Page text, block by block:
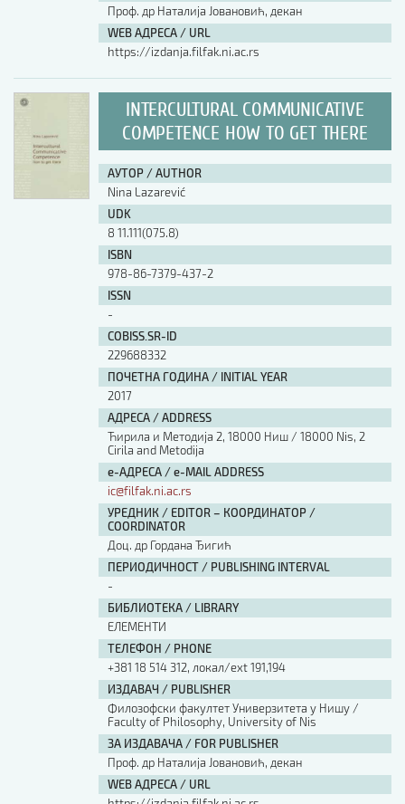
Проф. др Наталија Јовановић, декан
WEB АДРЕСА / URL
https://izdanja.filfak.ni.ac.rs
INTERCULTURAL COMMUNICATIVE
COMPETENCE HOW TO GET THERE
АУТОР / AUTHOR
Nina Lazarević
UDK
8 11.111(075.8)
ISBN
978-86-7379-437-2
ISSN
-
COBISS.SR-ID
229688332
ПОЧЕТНА ГОДИНА / INITIAL YEAR
2017
АДРЕСА / ADDRESS
Ћирила и Методија 2, 18000 Ниш / 18000 Nis, 2
Cirila and Metodija
е-АДРЕСА / e-MAIL ADDRESS
ic@filfak.ni.ac.rs
УРЕДНИК / EDITOR – КООРДИНАТОР /
COORDINATOR
Доц. др Гордана Ђигић
ПЕРИОДИЧНОСТ / PUBLISHING INTERVAL
-
БИБЛИОТЕКА / LIBRARY
ЕЛЕМЕНТИ
ТЕЛЕФОН / PHONE
+381 18 514 312, локал/ext 191,194
ИЗДАВАЧ / PUBLISHER
Филозофски факултет Универзитета у Нишу /
Faculty of Philosophy, University of Nis
ЗА ИЗДАВАЧА / FOR PUBLISHER
Проф. др Наталија Јовановић, декан
WEB АДРЕСА / URL